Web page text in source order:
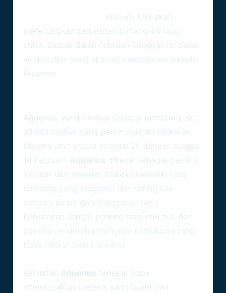
Hari ini, kita akan
merenungkan perjalanan bintang-bintang
untuk Zodiak Bulan Februari Tanggal 15 . Salah
satu zodiak yang akan kita eksplorasi adalah
Aquarius.
Aquarius, yang dikenal sebagai pembawa air,
adalah zodiak yang penuh dengan keunikan.
Mereka lahir antara tanggal 20 Januari hingga
18 Februari. Aquarius dikenal sebagai pemikir
inovatif dan visioner. Mereka memiliki cara
pandang yang progresif dan sering kali
menjadi pionir dalam gagasan baru.
Kebebasan sangat penting bagi mereka, dan
mereka cenderung mengejar kehidupan yang
tidak terikat oleh konvensi.
Kekuatan Aquarius terletak pada
intelektualitas mereka yang tajam dan